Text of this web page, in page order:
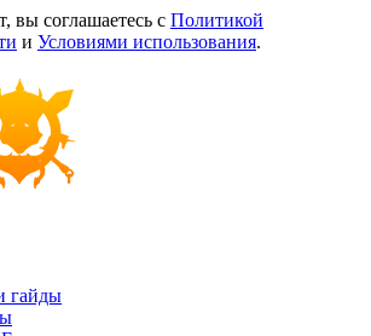
вы соглашаетесь с Политикой
и Условиями использования.
гайды